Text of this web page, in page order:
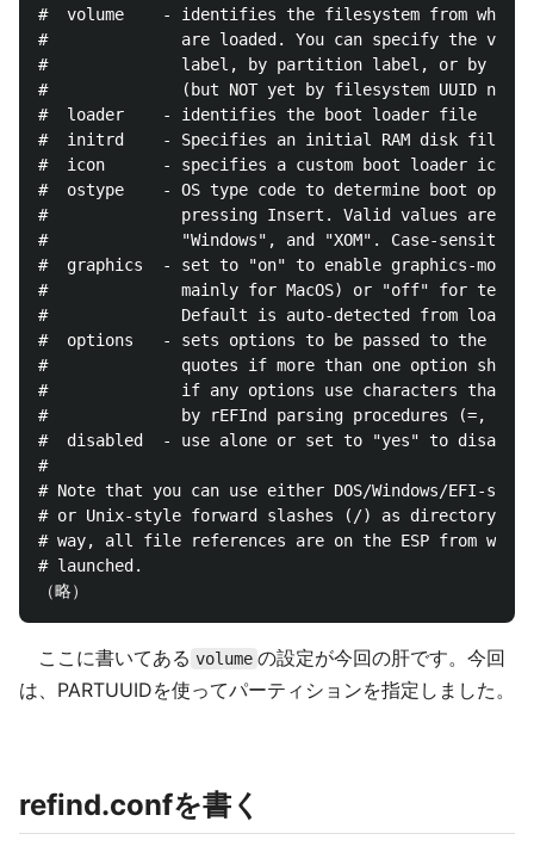
#  volume    - identifies the filesystem from which
#              are loaded. You can specify the
#              label, by partition label, or by
#              (but NOT yet by filesystem UUID
#  loader    - identifies the boot loader file
#  initrd    - Specifies an initial RAM disk file
#  icon      - specifies a custom boot loader icon
#  ostype    - OS type code to determine boot
#              pressing Insert. Valid values are
#              "Windows", and "XOM". Case-sensitive.
#  graphics  - set to "on" to enable graphics-mode
#              mainly for MacOS) or "off" for text-
#              Default is auto-detected from loader
#  options   - sets options to be passed to the
#              quotes if more than one option should
#              if any options use characters that
#              by rEFInd parsing procedures (=, /,
#  disabled  - use alone or set to "yes" to
#
# Note that you can use either DOS/Windows/EFI-
# or Unix-style forward slashes (/) as directory
# way, all file references are on the ESP from which
# launched.
ここに書いてある volume の設定が今回の肝です。今回
は、PARTUUIDを使ってパーティションを指定しました。
refind.confを書く